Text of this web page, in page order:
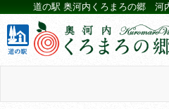
道の駅 奥河内くろまろの郷 河